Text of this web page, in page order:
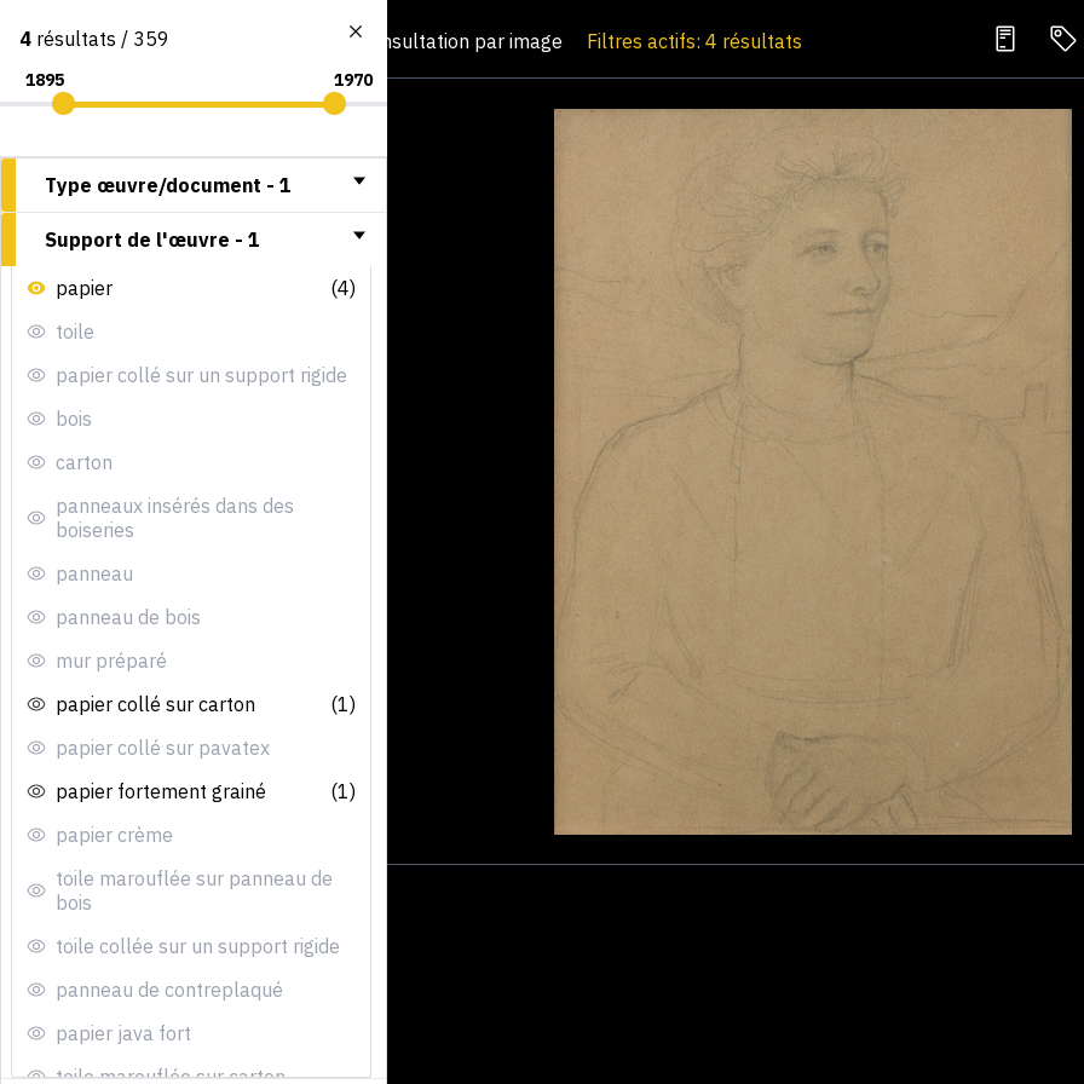
Consultation par image Filtres actifs: 4 résultats
4 résultats / 359
Type œuvre/document - 1
Support de l'œuvre - 1
papier
(4)
toile
papier collé sur un support rigide
bois
carton
panneaux insérés dans des
boiseries
panneau
panneau de bois
mur préparé
papier collé sur carton
(1)
papier collé sur pavatex
papier fortement grainé
(1)
papier crème
toile marouflée sur panneau de
bois
toile collée sur un support rigide
panneau de contreplaqué
papier java fort
toile marouflée sur carton